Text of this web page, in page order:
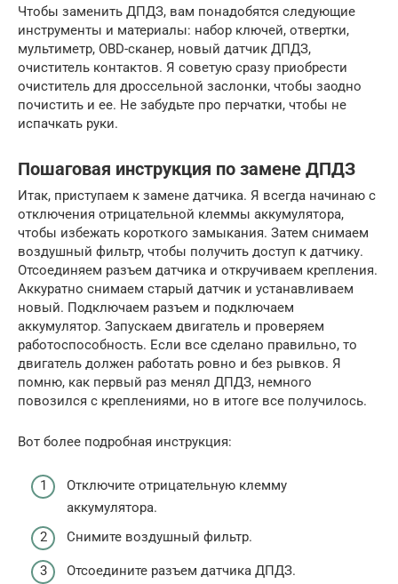
Чтобы заменить ДПДЗ, вам понадобятся следующие
инструменты и материалы: набор ключей, отвертки,
мультиметр, OBD-сканер, новый датчик ДПДЗ,
очиститель контактов. Я советую сразу приобрести
очиститель для дроссельной заслонки, чтобы заодно
почистить и ее. Не забудьте про перчатки, чтобы не
испачкать руки.
Пошаговая инструкция по замене ДПДЗ
Итак, приступаем к замене датчика. Я всегда начинаю с
отключения отрицательной клеммы аккумулятора,
чтобы избежать короткого замыкания. Затем снимаем
воздушный фильтр, чтобы получить доступ к датчику.
Отсоединяем разъем датчика и откручиваем крепления.
Аккуратно снимаем старый датчик и устанавливаем
новый. Подключаем разъем и подключаем
аккумулятор. Запускаем двигатель и проверяем
работоспособность. Если все сделано правильно, то
двигатель должен работать ровно и без рывков. Я
помню, как первый раз менял ДПДЗ, немного
повозился с креплениями, но в итоге все получилось.
Вот более подробная инструкция:
Отключите отрицательную клемму
аккумулятора.
Снимите воздушный фильтр.
Отсоедините разъем датчика ДПДЗ.